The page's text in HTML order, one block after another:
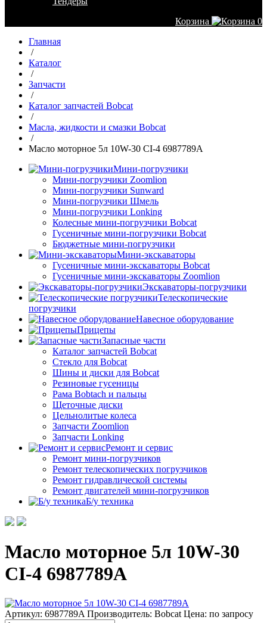
Корзина
0
Главная
/
Каталог
/
Запчасти
/
Каталог запчастей Bobcat
/
Масла, жидкости и смазки Bobcat
/
Масло моторное 5л 10W-30 CI-4 6987789A
Мини-погрузчики
Мини-погрузчики Zoomlion
Мини-погрузчики Sunward
Мини-погрузчики Шмель
Мини-погрузчики Lonking
Колесные мини-погрузчики Bobcat
Гусеничные мини-погрузчики Bobcat
Бюджетные мини-погрузчики
Мини-экскаваторы
Гусеничные мини-экскаваторы Bobcat
Гусеничные мини-экскаваторы Zoomlion
Экскаваторы-погрузчики
Телескопические
погрузчики
Навесное оборудование
Прицепы
Запасные части
Каталог запчастей Bobcat
Стекло для Bobcat
Шины и диски для Bobcat
Резиновые гусеницы
Рама Bobtach и пальцы
Щеточные диски
Цельнолитые колеса
Запчасти Zoomlion
Запчасти Lonking
Ремонт и сервис
Ремонт мини-погрузчиков
Ремонт телескопических погрузчиков
Ремонт гидравлической системы
Ремонт двигателей мини-погрузчиков
Б/у техника
Масло моторное 5л 10W-30
CI-4 6987789A
Артикул: 6987789A Производитель: Bobcat Цена: по запросу